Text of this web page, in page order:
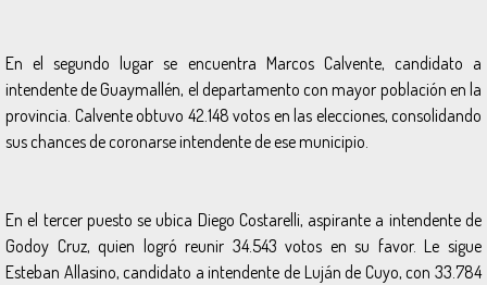
En el segundo lugar se encuentra Marcos Calvente, candidato a
intendente de Guaymallén, el departamento con mayor población en la
provincia. Calvente obtuvo 42.148 votos en las elecciones, consolidando
sus chances de coronarse intendente de ese municipio.
En el tercer puesto se ubica Diego Costarelli, aspirante a intendente de
Godoy Cruz, quien logró reunir 34.543 votos en su favor. Le sigue
Esteban Allasino, candidato a intendente de Luján de Cuyo, con 33.784